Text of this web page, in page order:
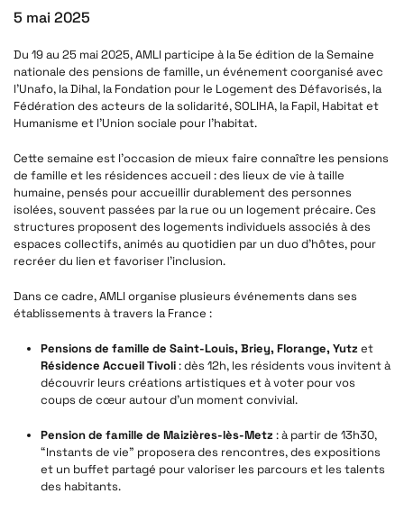
5 mai 2025
Du 19 au 25 mai 2025, AMLI participe à la 5e édition de la Semaine
nationale des pensions de famille, un événement coorganisé avec
l’Unafo, la Dihal, la Fondation pour le Logement des Défavorisés, la
Fédération des acteurs de la solidarité, SOLIHA, la Fapil, Habitat et
Humanisme et l’Union sociale pour l’habitat.
Cette semaine est l’occasion de mieux faire connaître les pensions
de famille et les résidences accueil : des lieux de vie à taille
humaine, pensés pour accueillir durablement des personnes
isolées, souvent passées par la rue ou un logement précaire. Ces
structures proposent des logements individuels associés à des
espaces collectifs, animés au quotidien par un duo d’hôtes, pour
recréer du lien et favoriser l’inclusion.
Dans ce cadre, AMLI organise plusieurs événements dans ses
établissements à travers la France :
Pensions de famille de Saint-Louis, Briey, Florange, Yutzet
Résidence Accueil Tivoli: dès 12h, les résidents vous invitent à
découvrir leurs créations artistiques et à voter pour vos
coups de cœur autour d’un moment convivial.
Pension de famille de Maizières-lès-Metz: à partir de 13h30,
“Instants de vie” proposera des rencontres, des expositions
et un buffet partagé pour valoriser les parcours et les talents
des habitants.